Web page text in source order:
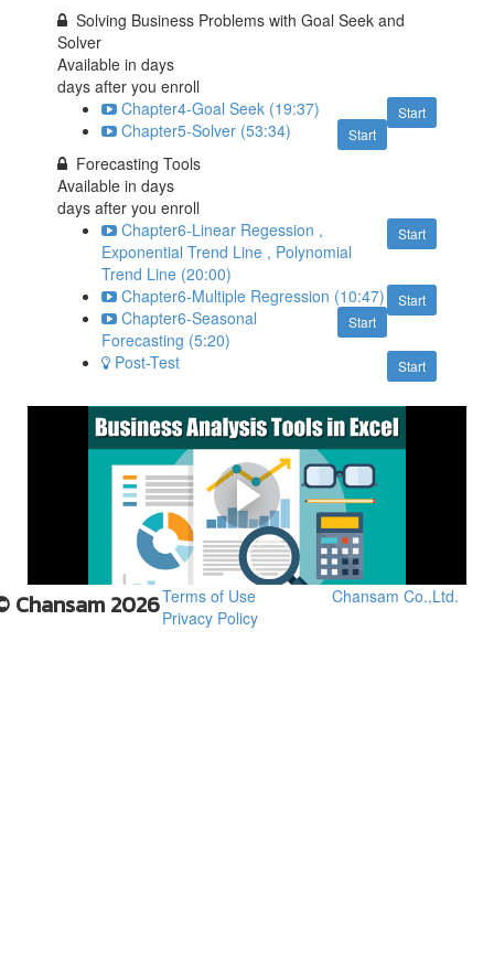
Solving Business Problems with Goal Seek and
Solver
Available indays
days after you enroll
Start
Chapter4-Goal Seek (19:37)
Start
Chapter5-Solver (53:34)
Forecasting Tools
Available indays
days after you enroll
Start
Chapter6-Linear Regession ,
Exponential Trend Line , Polynomial
Trend Line (20:00)
Start
Chapter6-Multiple Regression (10:47)
Start
Chapter6-Seasonal
Forecasting (5:20)
Start
Post-Test
ตัวอย่างการเรียน | Goal
Seek
Goal Seek
Chansam 2026Terms of Use
Privacy Policy
Chansam Co.,Ltd.